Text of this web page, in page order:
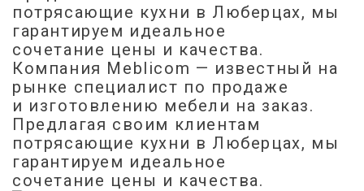
потрясающие кухни в Люберцах, мы
гарантируем идеальное
сочетание цены и качества.
Компания Meblicom — известный на
рынке специалист по продаже
и изготовлению мебели на заказ.
Предлагая своим клиентам
потрясающие кухни в Люберцах, мы
гарантируем идеальное
сочетание цены и качества.